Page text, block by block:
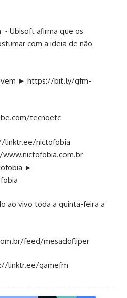
~ Ubisoft afirma que os
com a ideia de não
► https://bit.ly/gfm-
tecnoetc
linktr.ee/nictofobia
►
ao vivo toda a quinta-feira a
feed/mesadofliper
linktr.ee/gamefm